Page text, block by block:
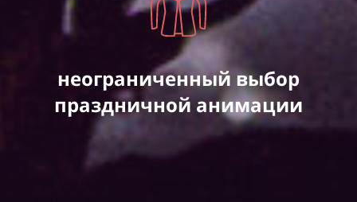
неограниченный выбор
праздничной анимации